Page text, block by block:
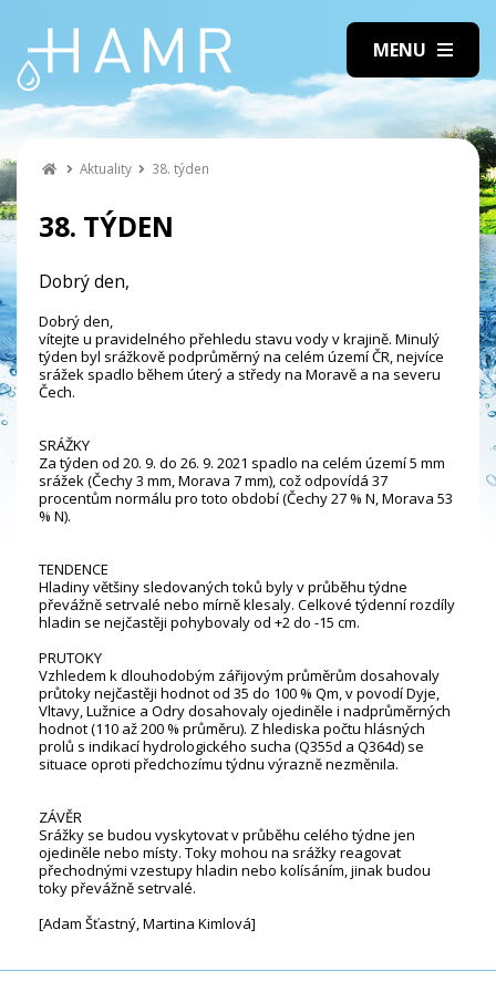
Aktuality 38. týden
38. TÝDEN
Dobrý den,
Dobrý den,
vítejte u pravidelného přehledu stavu vody v krajině. Minulý
týden byl srážkově podprůměrný na celém území ČR, nejvíce
srážek spadlo během úterý a středy na Moravě a na severu
Čech.
SRÁŽKY
Za týden od 20. 9. do 26. 9. 2021 spadlo na celém území 5 mm
srážek (Čechy 3 mm, Morava 7 mm), což odpovídá 37
procentům normálu pro toto období (Čechy 27 % N, Morava 53
% N).
TENDENCE
Hladiny většiny sledovaných toků byly v průběhu týdne
převážně setrvalé nebo mírně klesaly. Celkové týdenní rozdíly
hladin se nejčastěji pohybovaly od +2 do -15 cm.
PRUTOKY
Vzhledem k dlouhodobým zářijovým průměrům dosahovaly
průtoky nejčastěji hodnot od 35 do 100 % Qm, v povodí Dyje,
Vltavy, Lužnice a Odry dosahovaly ojediněle i nadprůměrných
hodnot (110 až 200 % průměru). Z hlediska počtu hlásných
profilů s indikací hydrologického sucha (Q355d a Q364d) se
situace oproti předchozímu týdnu výrazně nezměnila.
ZÁVĚR
Srážky se budou vyskytovat v průběhu celého týdne jen
ojediněle nebo místy. Toky mohou na srážky reagovat
přechodnými vzestupy hladin nebo kolísáním, jinak budou
toky převážně setrvalé.
[Adam Šťastný, Martina Kimlová]